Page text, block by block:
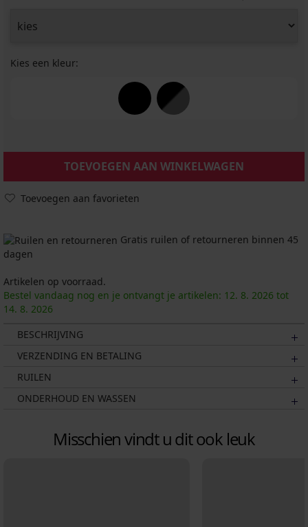
Kies een kleur:
TOEVOEGEN AAN WINKELWAGEN
Toevoegen aan favorieten
Gratis ruilen of retourneren binnen 45
dagen
Artikelen op voorraad.
Bestel vandaag nog en je ontvangt je artikelen: 12. 8. 2026 tot
14. 8. 2026
BESCHRIJVING
VERZENDING EN BETALING
RUILEN
ONDERHOUD EN WASSEN
Misschien vindt u dit ook leuk